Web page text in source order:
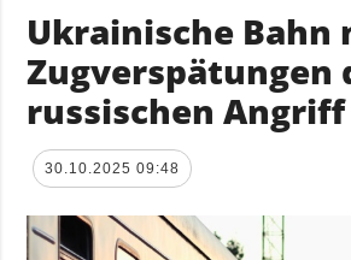
Ukrainische Bahn
Zugverspätungen
russischen Angriff
30.10.2025 09:48